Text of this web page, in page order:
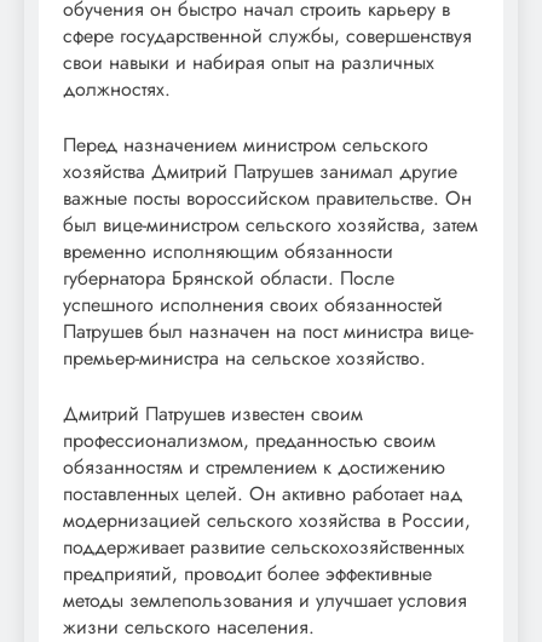
обучения он быстро начал строить карьеру в
сфере государственной службы, совершенствуя
свои навыки и набирая опыт на различных
должностях.
Перед назначением министром сельского
хозяйства Дмитрий Патрушев занимал другие
важные посты вороссийском правительстве. Он
был вице-министром сельского хозяйства, затем
временно исполняющим обязанности
губернатора Брянской области. После
успешного исполнения своих обязанностей
Патрушев был назначен на пост министра вице-
премьер-министра на сельское хозяйство.
Дмитрий Патрушев известен своим
профессионализмом, преданностью своим
обязанностям и стремлением к достижению
поставленных целей. Он активно работает над
модернизацией сельского хозяйства в России,
поддерживает развитие сельскохозяйственных
предприятий, проводит более эффективные
методы землепользования и улучшает условия
жизни сельского населения.